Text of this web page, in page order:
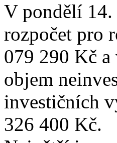
V pondělí 14.
rozpočet pro
079 290 Kč
objem
investičních
326 400 Kč.